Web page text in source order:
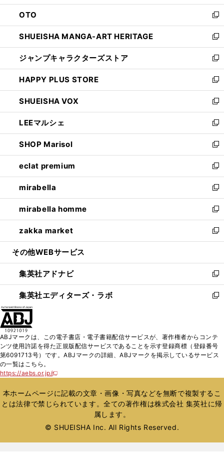
ウ
で
開
く
ン
ド
ウ
で
開
く
OTO
新
し
い
ウ
ィ
ン
ド
ウ
で
開
く
SHUEISHA MANGA-ART HERITAGE
新
し
い
ウ
ィ
ン
ド
ウ
で
開
く
ジャンプキャラクターズストア
新
し
い
ウ
ィ
ン
ド
ウ
で
開
く
HAPPY PLUS STORE
新
し
い
ウ
ィ
ン
ド
ウ
で
開
く
SHUEISHA VOX
新
し
い
ウ
ィ
ン
ド
ウ
で
開
く
LEEマルシェ
新
し
い
ウ
ィ
ン
ド
ウ
で
開
く
SHOP Marisol
新
し
い
ウ
ィ
ン
ド
ウ
で
開
eclat premium
新
し
い
ウ
ィ
ン
ド
ウ
開
く
mirabella
新
し
い
ウ
ィ
ン
ウ
で
開
く
mirabella homme
新
し
い
ウ
ン
ド
ウ
で
zakka market
新
し
ウ
ィ
ン
ド
く
その他WEBサービス
集英社アドナビ
新
し
い
ド
ウ
で
集英社エディターズ・ラボ
新
ィ
ン
ド
開
く
ABJマークは、この電子書店・電子書籍配信サービスが、著作権者からコンテ
ンツ使用許諾を得た正規版配信サービスであることを示す登録商標（登録番号
第6091713号）です。ABJマークの詳細、ABJマークを掲示しているサービス
の一覧はこちら。
https://aebs.or.jp/
新
い
ウ
ィ
ウ
本ホームページに記載の文章・画像・写真などを無断で複製するこ
とは法律で禁じられています。全ての著作権は株式会社 集英社に帰
属します。
© SHUEISHA Inc. All Rights Reserved.